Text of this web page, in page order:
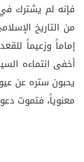
فإنه لم يشترك
من التاريخ
إماماً وزعيماً
أخفى انتماءه
يحبون ستره عن
معنوياً، فتموت